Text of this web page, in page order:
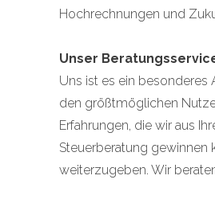
Hochrechnungen und
Unser
Uns ist es ein besonderes
den größtmöglichen
Erfahrungen, die wir aus
Steuerberatung gewinnen
weiterzugeben. Wir